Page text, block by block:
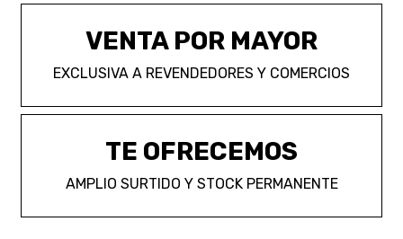
VENTA POR MAYOR
EXCLUSIVA A REVENDEDORES Y COMERCIOS
TE OFRECEMOS
AMPLIO SURTIDO Y STOCK PERMANENTE